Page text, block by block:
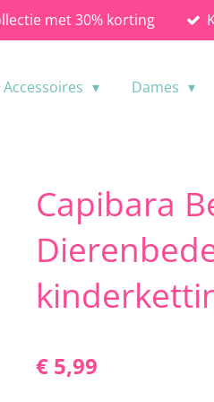
met 30% korting
Accessoires Dames
Capibara
€ 5,99